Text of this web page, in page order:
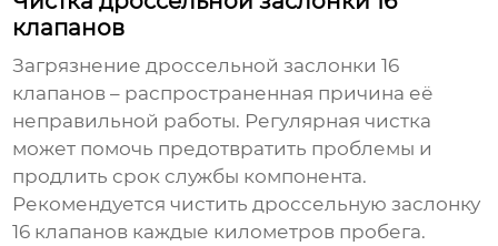
клапанов
Загрязнениедроссельной заслонки 16
клапанов – распространенная причина её
неправильной работы. Регулярная чистка
может помочь предотвратить проблемы и
продлить срок службы компонента.
Рекомендуется чиститьдроссельную заслонку
16 клапанов каждые километров пробега.